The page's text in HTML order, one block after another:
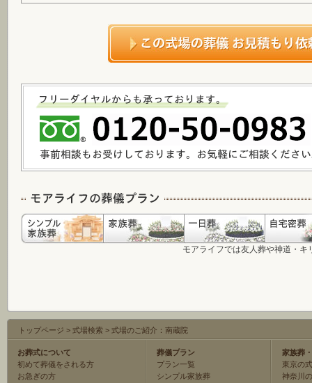
モアライフでは友人葬や神道・
トップページ > 式場検索 > 式場のご紹介：南蔵院
お葬式について
初めて葬儀をされる方
お急ぎの方
葬儀プラン
プラン一覧
シンプル家族葬
家族葬
東京の
神奈川